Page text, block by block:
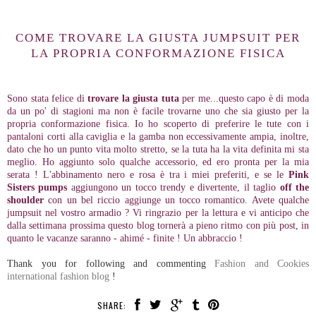
COME TROVARE LA GIUSTA JUMPSUIT PER
LA PROPRIA CONFORMAZIONE FISICA
Sono stata felice ditrovare la giusta tutaper me...questo capo è di moda
da un po' di stagioni ma non è facile trovarne uno che sia giusto per la
propria conformazione fisica. Io ho scoperto di preferire le tute con i
pantaloni corti alla caviglia e la gamba non eccessivamente ampia, inoltre,
dato che ho un punto vita molto stretto, se la tuta ha la vita definita mi sta
meglio. Ho aggiunto solo qualche accessorio, ed ero pronta per la mia
serata ! L'abbinamento nero e rosa è tra i miei preferiti, e se le Pink
Sisters pumps aggiungono un tocco trendy e divertente, il taglio off the
shoulder con un bel riccio aggiunge un tocco romantico. Avete qualche
jumpsuit nel vostro armadio ? Vi ringrazio per la lettura e vi anticipo che
dalla settimana prossima questo blog tornerà a pieno ritmo con più post, in
quanto le vacanze saranno - ahimé - finite ! Un abbraccio !
Thank you for following and commenting Fashion and Cookies
international fashion blog !
SHARE: